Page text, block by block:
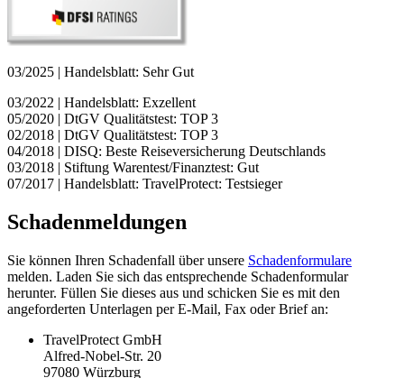
03/2025 | Handelsblatt: Sehr Gut
03/2022 | Handelsblatt: Exzellent
05/2020 | DtGV Qualitätstest: TOP 3
02/2018 | DtGV Qualitätstest: TOP 3
04/2018 | DISQ: Beste Reiseversicherung Deutschlands
03/2018 | Stiftung Warentest/Finanztest: Gut
07/2017 | Handelsblatt: TravelProtect: Testsieger
Schadenmeldungen
Sie können Ihren Schadenfall über unsere Schadenformulare
melden. Laden Sie sich das entsprechende Schadenformular
herunter. Füllen Sie dieses aus und schicken Sie es mit den
angeforderten Unterlagen per E-Mail, Fax oder Brief an:
TravelProtect GmbH
Alfred-Nobel-Str. 20
97080 Würzburg